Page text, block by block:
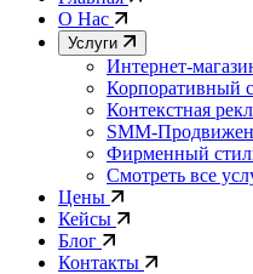
О Нас
Услуги
Интернет-
Корпоративный
Контекстная
SMM-
Фирменный
Смотреть все
Цены
Кейсы
Блог
Контакты